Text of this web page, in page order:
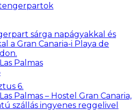
Palmas
6.
Palmas – Hostel Gran Canaria,
szállás ingyenes reggelivel